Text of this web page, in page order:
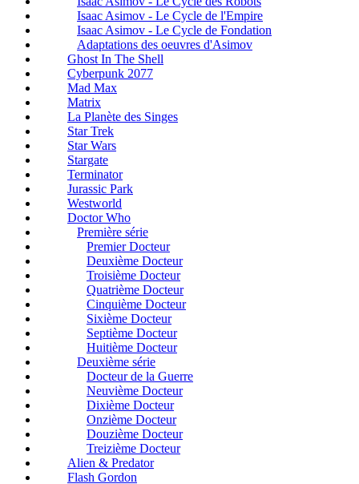
Isaac Asimov - Le Cycle de l'Empire
Isaac Asimov - Le Cycle de Fondation
Adaptations des oeuvres d'Asimov
Ghost In The Shell
Cyberpunk 2077
Mad Max
Matrix
La Planète des Singes
Star Trek
Star Wars
Stargate
Terminator
Jurassic Park
Westworld
Doctor Who
Première série
Premier Docteur
Deuxième Docteur
Troisième Docteur
Quatrième Docteur
Cinquième Docteur
Sixième Docteur
Septième Docteur
Huitième Docteur
Deuxième série
Docteur de la Guerre
Neuvième Docteur
Dixième Docteur
Onzième Docteur
Douzième Docteur
Treizième Docteur
Alien & Predator
Flash Gordon